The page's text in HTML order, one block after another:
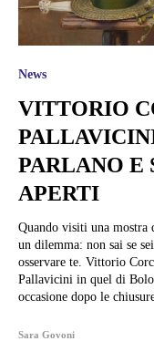
News
VITTORIO
PARLANO E
APERTI
Quando visiti una mostra
un dilemma: non sai se
osservare te. Vittorio
Pallavicini in quel di
occasione dopo le
Sara Govoni